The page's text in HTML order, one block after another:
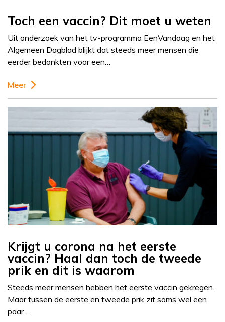
Toch een vaccin? Dit moet u weten
Uit onderzoek van het tv-programma EenVandaag en het
Algemeen Dagblad blijkt dat steeds meer mensen die
eerder bedankten voor een…
Meer
Krijgt u corona na het eerste
vaccin? Haal dan toch de tweede
prik en dit is waarom
Steeds meer mensen hebben het eerste vaccin gekregen.
Maar tussen de eerste en tweede prik zit soms wel een
paar…